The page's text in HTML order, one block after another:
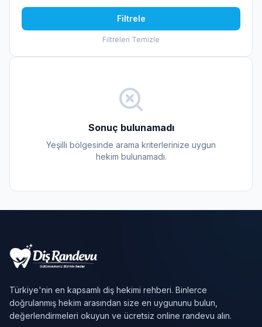
Filtrele
Filtreleri Temizle
Sonuç bulunamadı
Yeşilli bölgesinde arama kriterlerinize uygun
hekim bulunamadı.
Türkiye'nin en kapsamlı diş hekimi rehberi. Binlerce
doğrulanmış hekim arasından size en uygununu bulun,
değerlendirmeleri okuyun ve ücretsiz online randevu alın.